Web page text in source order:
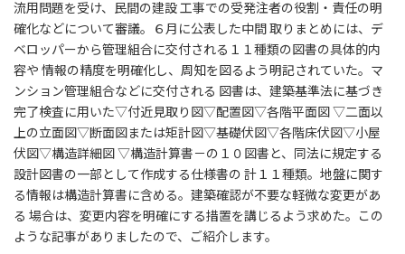
流用問題を受け、民間の建設 工事での受発注者の役割・責任の明
確化などについて審議。６月に公表した中間 取りまとめには、デ
ベロッパーから管理組合に交付される１１種類の図書の具体的内
容や 情報の精度を明確化し、周知を図るよう明記されていた。マ
ンション管理組合などに交付される 図書は、建築基準法に基づき
完了検査に用いた▽付近見取り図▽配置図▽各階平面図 ▽二面以
上の立面図▽断面図または矩計図▽基礎伏図▽各階床伏図▽小屋
伏図▽構造詳細図 ▽構造計算書－の１０図書と、同法に規定する
設計図書の一部として作成する仕様書の 計１１種類。地盤に関す
る情報は構造計算書に含める。建築確認が不要な軽微な変更があ
る 場合は、変更内容を明確にする措置を講じるよう求めた。この
ような記事がありましたので、ご紹介します。